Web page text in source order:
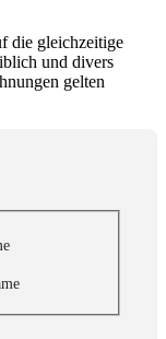
die gleichzeitige
und divers
gelten